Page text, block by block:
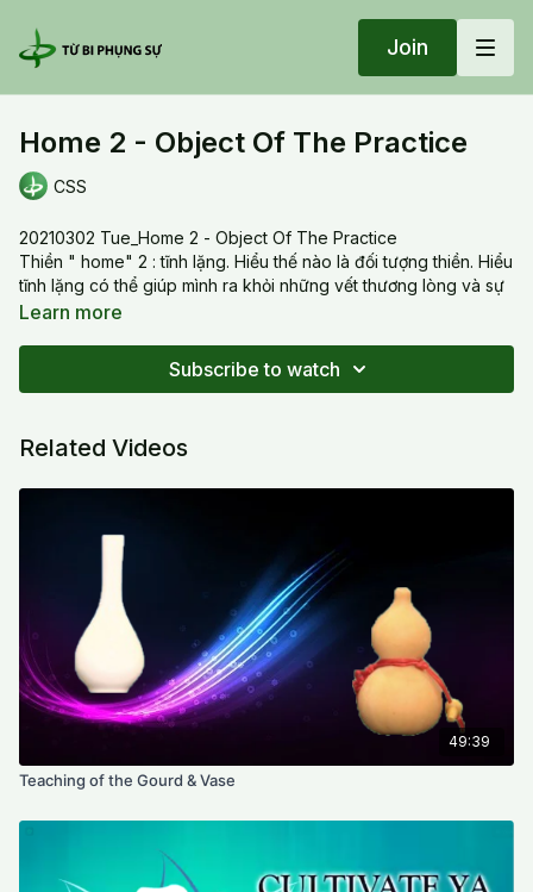
Join
Home 2 - Object Of The Practice
CSS
20210302 Tue_Home 2 - Object Of The Practice
Thiền " home" 2 : tĩnh lặng. Hiểu thế nào là đối tượng thiền. Hiểu
tĩnh lặng có thể giúp mình ra khỏi những vết thương lòng và sự
chiêu cảm đau khổ từ những thành kiến và bóng tối mình tạo ra.
wounds and darkness.
Learn more
Subscribe to watch
Related Videos
49:39
Teaching of the Gourd & Vase